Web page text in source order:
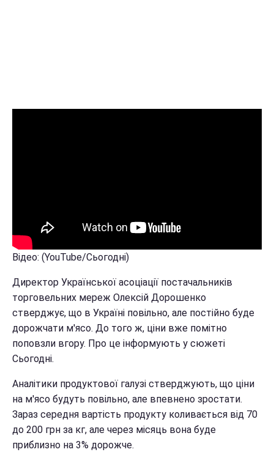
Відео: (YouTube/Сьогодні)
Директор Української асоціації постачальників
торговельних мереж Олексій Дорошенко
стверджує, що в Україні повільно, але постійно буде
дорожчати м'ясо. До того ж, ціни вже помітно
поповзли вгору. Про це інформують у сюжеті
Сьогодні.
Аналітики продуктової галузі стверджують, що ціни
на м'ясо будуть повільно, але впевнено зростати.
Зараз середня вартість продукту коливається від 70
до 200 грн за кг, але через місяць вона буде
приблизно на 3% дорожче.